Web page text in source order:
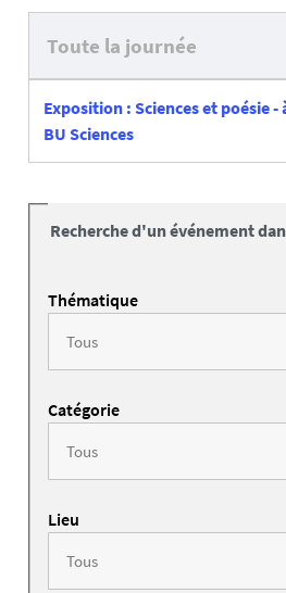
Toute la journée
Exposition : Sciences et poésie
BU Sciences
Recherche d'un événement
Thématique
Catégorie
Lieu